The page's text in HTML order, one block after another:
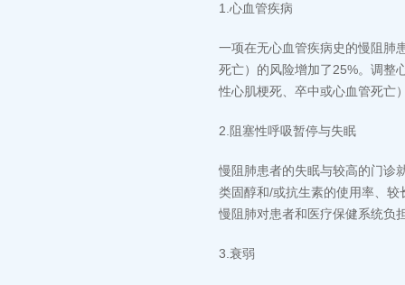
1.心血管疾病
一项在无心血管疾病史的慢阻肺
死亡）的风险增加了25%。调整
性心肌梗死、卒中或心血管死亡
2.阻塞性呼吸暂停与失眠
慢阻肺患者的失眠与较高的门诊
类固醇和/或抗生素的使用率、
慢阻肺对患者和医疗保健系统负
3.衰弱